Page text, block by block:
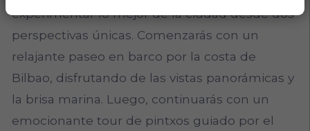
experimentar lo mejor de la ciudad desde dos
perspectivas únicas. Comenzarás con un
relajante paseo en barco por la costa de
Bilbao, disfrutando de las vistas panorámicas y
la brisa marina. Luego, continuarás con un
emocionante tour de pintxos guiado por el